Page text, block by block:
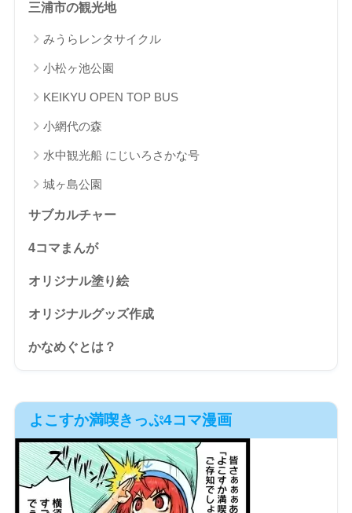
三浦市の観光地
みうらレンタサイクル
小松ヶ池公園
KEIKYU OPEN TOP BUS
小網代の森
水中観光船 にじいろさかな号
城ヶ島公園
サブカルチャー
4コマまんが
オリジナル塗り絵
オリジナルグッズ作成
かなめぐとは？
よこすか満喫きっぷ4コマ漫画